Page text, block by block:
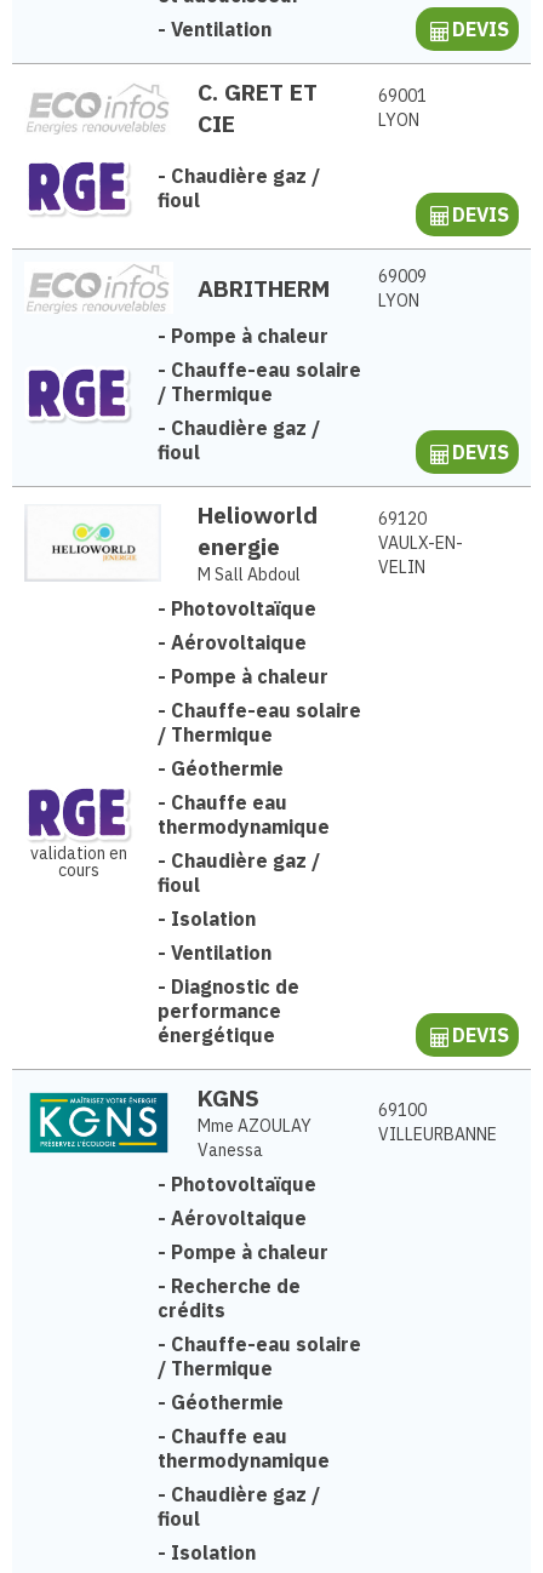
- Ventilation DEVIS
C. GRET ET
CIE
69001
LYON
- Chaudière gaz /
fioul
DEVIS
ABRITHERM
69009
LYON
- Pompe à chaleur
- Chauffe-eau solaire
/ Thermique
- Chaudière gaz /
fioul
DEVIS
Helioworld
energie
M Sall Abdoul
69120
VAULX-EN-
VELIN
validation en
cours
- Photovoltaïque
- Aérovoltaique
- Pompe à chaleur
- Chauffe-eau solaire
/ Thermique
- Géothermie
- Chauffe eau
thermodynamique
- Chaudière gaz /
fioul
- Isolation
- Ventilation
- Diagnostic de
performance
énergétique
DEVIS
KGNS
Mme AZOULAY
Vanessa
69100
VILLEURBANNE
- Photovoltaïque
- Aérovoltaique
- Pompe à chaleur
- Recherche de
crédits
- Chauffe-eau solaire
/ Thermique
- Géothermie
- Chauffe eau
thermodynamique
- Chaudière gaz /
fioul
- Isolation